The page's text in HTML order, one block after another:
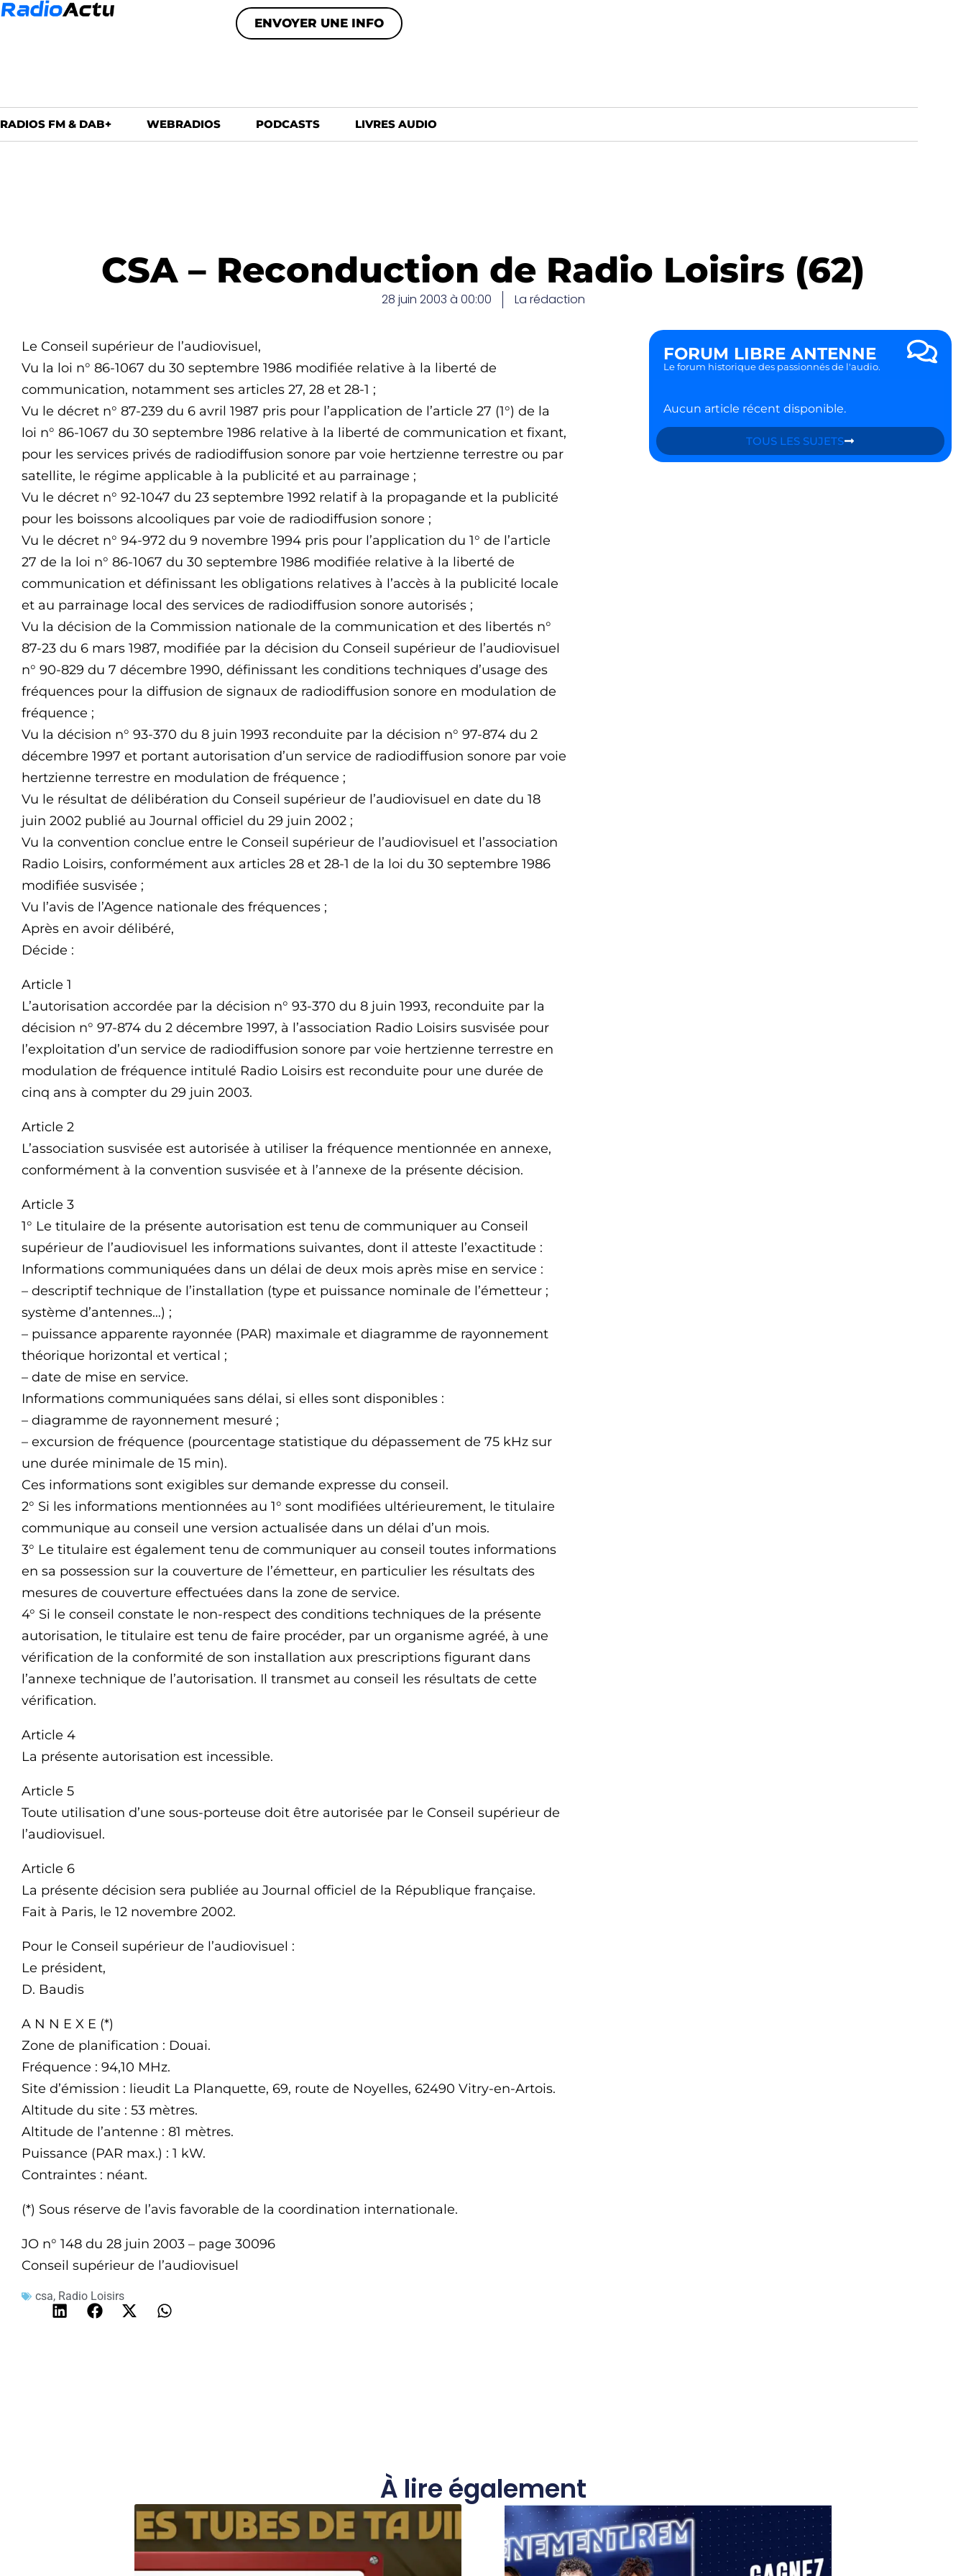
ENVOYER UNE INFO
RADIOS FM & DAB+ WEBRADIOS PODCASTS LIVRES AUDIO
CSA – Reconduction de Radio Loisirs (62)
28 juin 2003 à 00:00 La rédaction
Le Conseil supérieur de l’audiovisuel,
Vu la loi n° 86-1067 du 30 septembre 1986 modifiée relative à la liberté de
communication, notamment ses articles 27, 28 et 28-1 ;
Vu le décret n° 87-239 du 6 avril 1987 pris pour l’application de l’article 27 (1°) de la
loi n° 86-1067 du 30 septembre 1986 relative à la liberté de communication et fixant,
pour les services privés de radiodiffusion sonore par voie hertzienne terrestre ou par
satellite, le régime applicable à la publicité et au parrainage ;
Vu le décret n° 92-1047 du 23 septembre 1992 relatif à la propagande et la publicité
pour les boissons alcooliques par voie de radiodiffusion sonore ;
Vu le décret n° 94-972 du 9 novembre 1994 pris pour l’application du 1° de l’article
27 de la loi n° 86-1067 du 30 septembre 1986 modifiée relative à la liberté de
communication et définissant les obligations relatives à l’accès à la publicité locale
et au parrainage local des services de radiodiffusion sonore autorisés ;
Vu la décision de la Commission nationale de la communication et des libertés n°
87-23 du 6 mars 1987, modifiée par la décision du Conseil supérieur de l’audiovisuel
n° 90-829 du 7 décembre 1990, définissant les conditions techniques d’usage des
fréquences pour la diffusion de signaux de radiodiffusion sonore en modulation de
fréquence ;
Vu la décision n° 93-370 du 8 juin 1993 reconduite par la décision n° 97-874 du 2
décembre 1997 et portant autorisation d’un service de radiodiffusion sonore par voie
hertzienne terrestre en modulation de fréquence ;
Vu le résultat de délibération du Conseil supérieur de l’audiovisuel en date du 18
juin 2002 publié au Journal officiel du 29 juin 2002 ;
Vu la convention conclue entre le Conseil supérieur de l’audiovisuel et l’association
Radio Loisirs, conformément aux articles 28 et 28-1 de la loi du 30 septembre 1986
modifiée susvisée ;
Vu l’avis de l’Agence nationale des fréquences ;
Après en avoir délibéré,
Décide :
Article 1
L’autorisation accordée par la décision n° 93-370 du 8 juin 1993, reconduite par la
décision n° 97-874 du 2 décembre 1997, à l’association Radio Loisirs susvisée pour
l’exploitation d’un service de radiodiffusion sonore par voie hertzienne terrestre en
modulation de fréquence intitulé Radio Loisirs est reconduite pour une durée de
cinq ans à compter du 29 juin 2003.
Article 2
L’association susvisée est autorisée à utiliser la fréquence mentionnée en annexe,
conformément à la convention susvisée et à l’annexe de la présente décision.
Article 3
1° Le titulaire de la présente autorisation est tenu de communiquer au Conseil
supérieur de l’audiovisuel les informations suivantes, dont il atteste l’exactitude :
Informations communiquées dans un délai de deux mois après mise en service :
– descriptif technique de l’installation (type et puissance nominale de l’émetteur ;
système d’antennes…) ;
– puissance apparente rayonnée (PAR) maximale et diagramme de rayonnement
théorique horizontal et vertical ;
– date de mise en service.
Informations communiquées sans délai, si elles sont disponibles :
– diagramme de rayonnement mesuré ;
– excursion de fréquence (pourcentage statistique du dépassement de 75 kHz sur
une durée minimale de 15 min).
Ces informations sont exigibles sur demande expresse du conseil.
2° Si les informations mentionnées au 1° sont modifiées ultérieurement, le titulaire
communique au conseil une version actualisée dans un délai d’un mois.
3° Le titulaire est également tenu de communiquer au conseil toutes informations
en sa possession sur la couverture de l’émetteur, en particulier les résultats des
mesures de couverture effectuées dans la zone de service.
4° Si le conseil constate le non-respect des conditions techniques de la présente
autorisation, le titulaire est tenu de faire procéder, par un organisme agréé, à une
vérification de la conformité de son installation aux prescriptions figurant dans
l’annexe technique de l’autorisation. Il transmet au conseil les résultats de cette
vérification.
Article 4
La présente autorisation est incessible.
Article 5
Toute utilisation d’une sous-porteuse doit être autorisée par le Conseil supérieur de
l’audiovisuel.
Article 6
La présente décision sera publiée au Journal officiel de la République française.
Fait à Paris, le 12 novembre 2002.
Pour le Conseil supérieur de l’audiovisuel :
Le président,
D. Baudis
A N N E X E (*)
Zone de planification : Douai.
Fréquence : 94,10 MHz.
Site d’émission : lieudit La Planquette, 69, route de Noyelles, 62490 Vitry-en-Artois.
Altitude du site : 53 mètres.
Altitude de l’antenne : 81 mètres.
Puissance (PAR max.) : 1 kW.
Contraintes : néant.
(*) Sous réserve de l’avis favorable de la coordination internationale.
JO n° 148 du 28 juin 2003 – page 30096
Conseil supérieur de l’audiovisuel
csa, Radio Loisirs
FORUM LIBRE ANTENNE
Le forum historique des passionnés de l'audio.
Aucun article récent disponible.
TOUS LES SUJETS
À lire également